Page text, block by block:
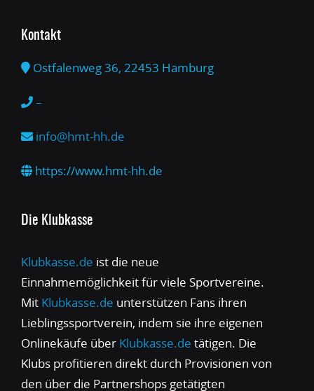
Kontakt
Ostfalenweg 36, 22453 Hamburg
–
info@hmt-hh.de
https://www.hmt-hh.de
Die Klubkasse
Klubkasse.de ist die neue
Einnahmemöglichkeit für viele Sportvereine.
Mit Klubkasse.de unterstützen Fans ihren
Lieblingssportverein, indem sie ihre eigenen
Onlinekäufe über Klubkasse.de tätigen. Die
Klubs profitieren direkt durch Provisionen von
den über die Partnershops getätigten